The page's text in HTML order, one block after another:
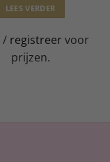
LEES VERDER
/ registreer voor
prijzen.